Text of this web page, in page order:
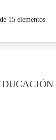
15 elementos